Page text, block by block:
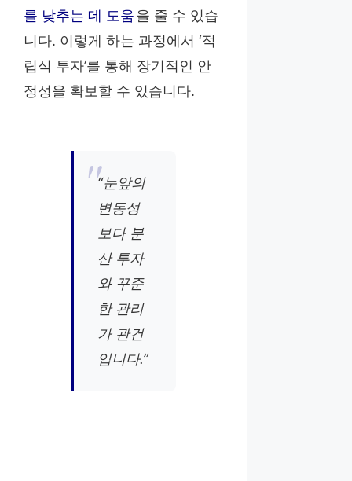
를 낮추는 데 도움을 줄 수 있습
니다. 이렇게 하는 과정에서 ‘적
립식 투자’를 통해 장기적인 안
정성을 확보할 수 있습니다.
“눈앞의
변동성
보다 분
산 투자
와 꾸준
한 관리
가 관건
입니다.”